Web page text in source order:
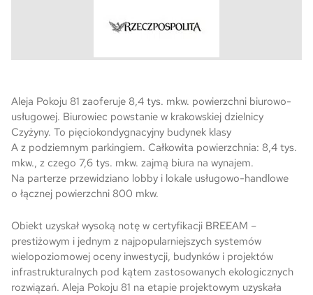
Aleja Pokoju 81 zaoferuje 8,4 tys. mkw. powierzchni biurowo-
usługowej. Biurowiec powstanie w krakowskiej dzielnicy
Czyżyny. To pięciokondygnacyjny budynek klasy
A z podziemnym parkingiem. Całkowita powierzchnia: 8,4 tys.
mkw., z czego 7,6 tys. mkw. zajmą biura na wynajem.
Na parterze przewidziano lobby i lokale usługowo-handlowe
o łącznej powierzchni 800 mkw.
Obiekt uzyskał wysoką notę w certyfikacji BREEAM –
prestiżowym i jednym z najpopularniejszych systemów
wielopoziomowej oceny inwestycji, budynków i projektów
infrastrukturalnych pod kątem zastosowanych ekologicznych
rozwiązań. Aleja Pokoju 81 na etapie projektowym uzyskała
Skwer Witosa w Piastowie